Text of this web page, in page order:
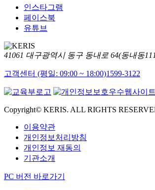
인스타그램
페이스북
유튜브
41061 대구광역시 동구 동내로 64(동내동
고객센터 (평일: 09:00 ~ 18:00)1599-3122
Copyright© KERIS. ALL RIGHTS
이용약관
개인정보처리방침
개인정보 재동의
기관소개
PC 버전 바로가기